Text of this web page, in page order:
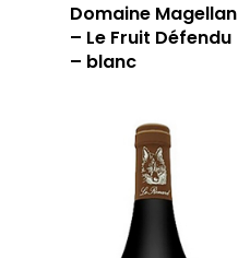
Domaine Magellan
– Le Fruit Défendu
– blanc